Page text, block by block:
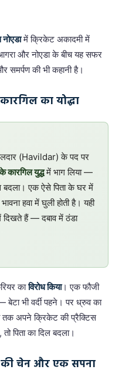
में क्रिकेट अकादमी में
और नोएडा के बीच यह सफर
की भी कहानी है।
का योद्धा
(Havildar) के पद पर
युद्धमें भाग लिया —
बदला। एक ऐसे पिता के घर में
हवा में घुली होती है। यही
हैं — दबाव में ठंडा
काविरोध किया। एक फौजी
बेटा भी वर्दी पहने। पर ध्रुव का
अपने क्रिकेट की प्रैक्टिस
पिता का दिल बदला।
की चेन और एक सपना